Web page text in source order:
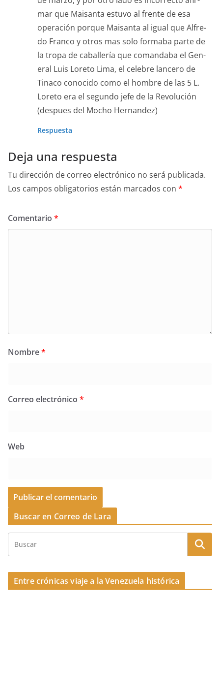
mar que Maisan­ta estu­vo al frente de esa
operación porque Maisan­ta al igual que Alfre­
do Fran­co y otros mas solo forma­ba parte de
la tropa de caballería que comand­a­ba el Gen­
er­al Luis Lore­to Lima, el cele­bre lancero de
Tina­co cono­ci­do como el hom­bre de las 5 L.
Lore­to era el segun­do jefe de la Rev­olu­ción
(despues del Mocho Hernandez)
Respuesta
Deja una respuesta
Tu dirección de correo electrónico no será publicada.
Los campos obligatorios están marcados con *
Comentario *
Nombre*
Correo electrónico *
Web
Buscar en Correo de Lara
Entre crónicas viaje a la Venezuela histórica